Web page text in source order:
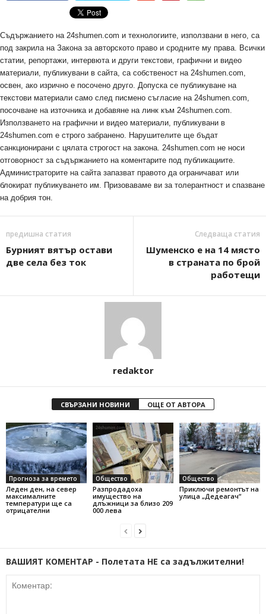
Съдържанието на 24shumen.com и технологиите, използвани в него, са
под закрила на Закона за авторското право и сродните му права. Всички
статии, репортажи, интервюта и други текстови, графични и видео
материали, публикувани в сайта, са собственост на 24shumen.com,
освен, ако изрично е посочено друго. Допуска се публикуване на
текстови материали само след писмено съгласие на 24shumen.com,
посочване на източника и добавяне на линк към 24shumen.com.
Използването на графични и видео материали, публикувани в
24shumen.com е строго забранено. Нарушителите ще бъдат
санкционирани с цялата строгост на закона. 24shumen.com не носи
отговорност за съдържанието на коментарите под публикациите.
Администраторите на сайта запазват правото да ограничават или
блокират публикуването им. Призоваваме ви за толерантност и спазване
на добрия тон.
предишна статия
Бурният вятър остави
две села без ток
Следваща статия
Шуменско е на 14 място
в страната по брой
работещи
redaktor
СВЪРЗАНИ НОВИНИ ОЩЕ ОТ АВТОРА
Прогноза за времето
Леден ден, на север
максималните
температури ще са
отрицателни
Общество
Разпродадоха
имущество на
длъжници за близо 209
000 лева
Общество
Приключи ремонтът на
улица „Дедеагач“
ВАШИЯТ КОМЕНТАР - Полетата НЕ са задължителни!